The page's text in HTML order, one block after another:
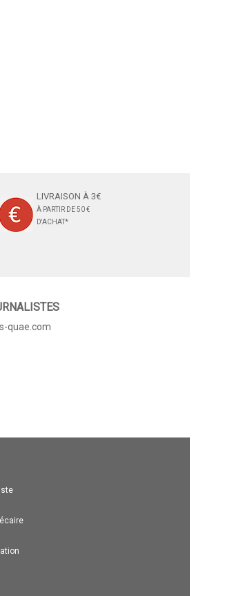
LIVRAISON À 3€
À PARTIR DE 50 €
D'ACHAT*
quae.com